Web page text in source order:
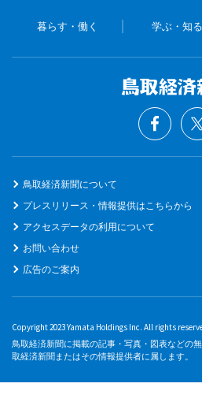
暮らす・働く 学ぶ・知る
鳥取経済新聞について
プレスリリース・情報提供はこちらから
アクセスデータの利用について
お問い合わせ
広告のご案内
Copyright 2023 Yamata Holdings Inc. All rights
鳥取経済新聞に掲載の記事・写真・図表などの
取経済新聞またはその情報提供者に属します。